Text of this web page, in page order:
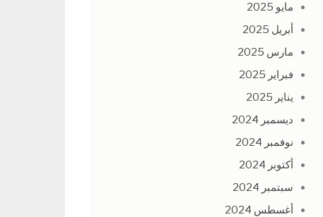
مايو 2025
أبريل 2025
مارس 2025
فبراير 2025
يناير 2025
ديسمبر 2024
نوفمبر 2024
أكتوبر 2024
سبتمبر 2024
أغسطس 2024